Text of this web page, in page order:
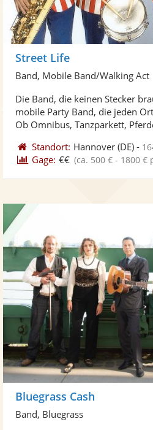
Street Life
Band, Mobile Band/Walking Act
Die Band, die keinen Stecker
mobile Party Band, die jeden
Ob Omnibus, Tanzparkett,
Standort: Hannover (DE) -
Gage: €€ (ca. 500 € - 1800
Bluegrass Cash
Band, Bluegrass